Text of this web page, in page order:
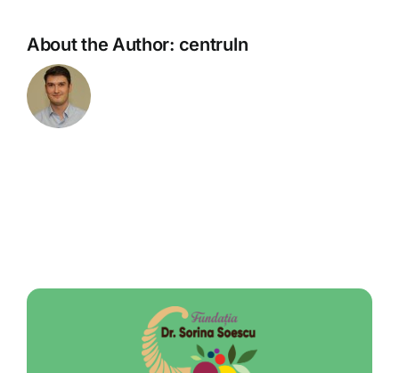
About the Author: centruln